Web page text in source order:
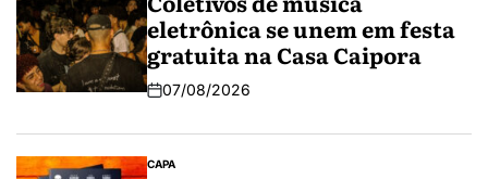
eletrônica se unem em festa
gratuita na Casa Caipora
07/08/2026
CAPA